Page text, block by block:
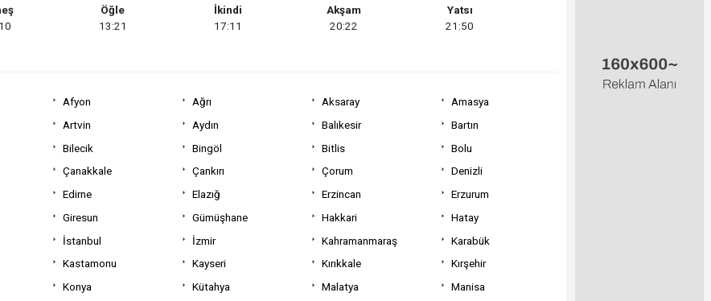
Öğle
13:21
İkindi
17:11
Akşam
20:22
Yatsı
21:50
Afyon Ağrı Aksaray
Amasya
Artvin Aydın Balıkesir
Bartın
Bilecik Bingöl Bitlis
Bolu
Çanakkale Çankırı Çorum
Denizli
Edirne Elazığ Erzincan
Erzurum
Giresun Gümüşhane Hakkari
Hatay
İstanbul İzmir Kahramanmaraş
Karabük
Kastamonu Kayseri Kırıkkale
Kırşehir
Konya Kütahya Malatya
Manisa